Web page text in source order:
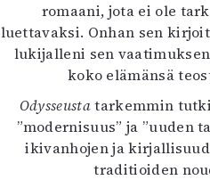
4/
2–3/
1/
6/
5/2025
5/
romaani, jota ei ole
luettavaksi. Onhan sen
lukijalleni sen
koko elämänsä
Odysseustatarkemmin
”modernisuus” ja ”uuden
ikivanhojen ja
traditioiden